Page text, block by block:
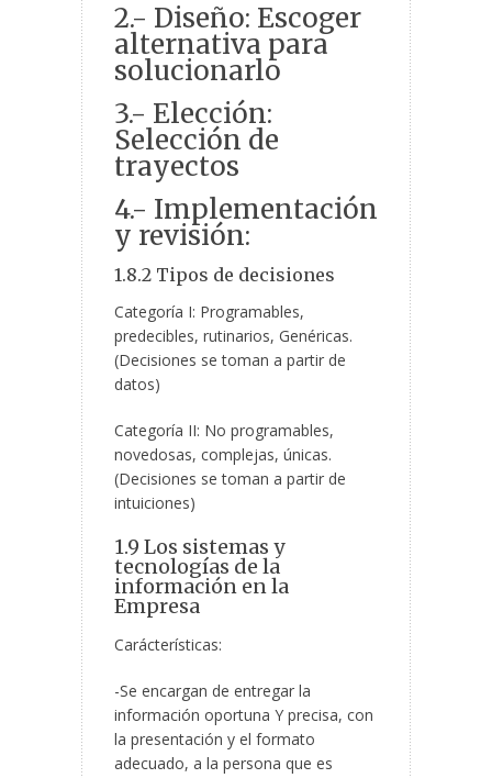
2.- Diseño: Escoger
alternativa para
solucionarlo
3.- Elección:
Selección de
trayectos
4.- Implementación
y revisión:
1.8.2 Tipos de decisiones
Categoría I: Programables,
predecibles, rutinarios, Genéricas.
(Decisiones se toman a partir de
datos)
Categoría II: No programables,
novedosas, complejas, únicas.
(Decisiones se toman a partir de
intuiciones)
1.9 Los sistemas y
tecnologías de la
información en la
Empresa
Carácterísticas:
-Se encargan de entregar la
información oportuna Y precisa, con
la presentación y el formato
adecuado, a la persona que es